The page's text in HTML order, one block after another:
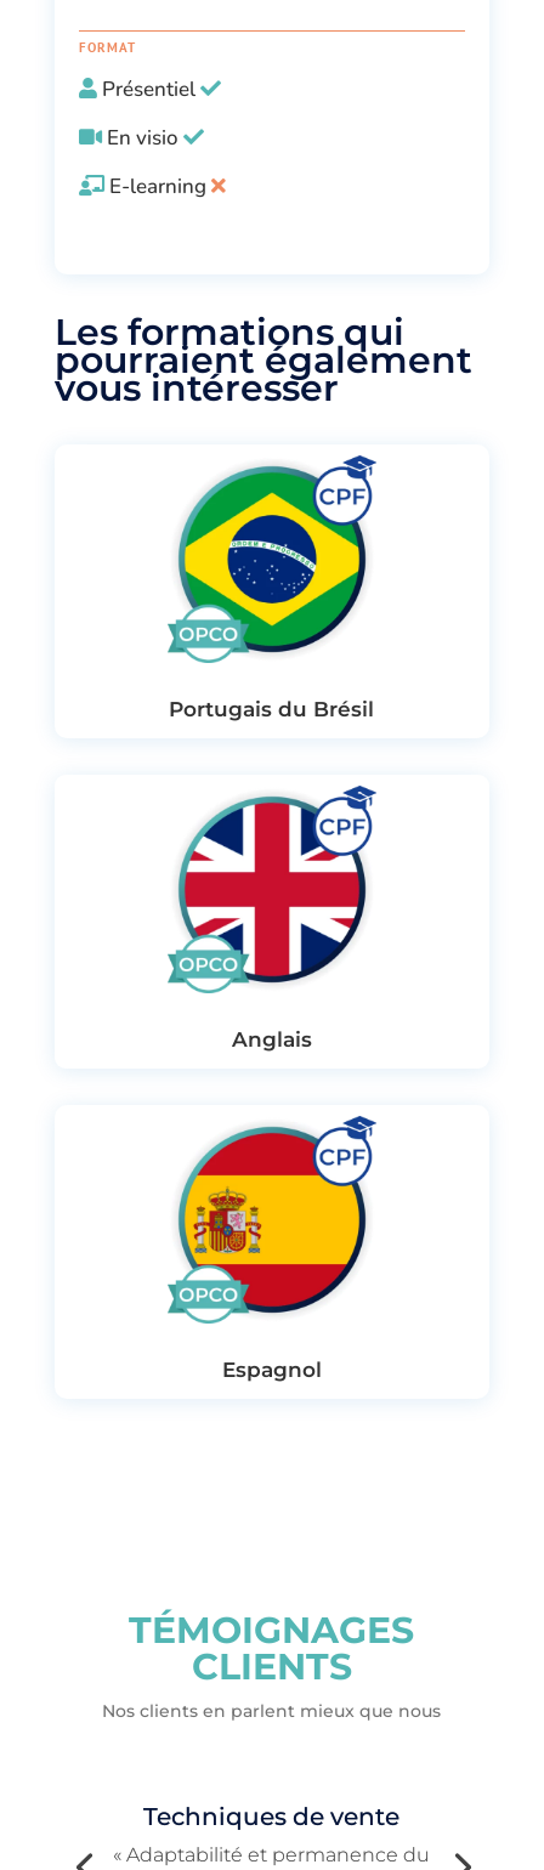
FORMAT
Présentiel
En visio
E-learning
Les formations qui
pourraient également
vous intéresser
Portugais du Brésil
Anglais
Espagnol
TÉMOIGNAGES
CLIENTS
Nos clients en parlent mieux que nous
Techniques de vente
« Adaptabilité et permanence du